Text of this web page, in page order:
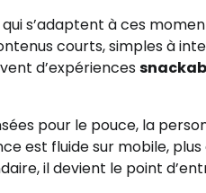
s’adaptent à ces
courts, simples à
d’expériences
pour le pouce, la
est fluide sur mobile,
il devient le point